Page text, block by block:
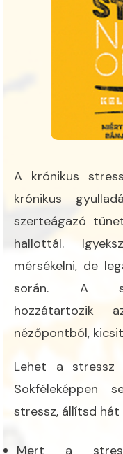
A krónikus
krónikus
szerteágazó
hallottál.
mérsékelni, de
során. A
nézőpontból,
Lehet a stressz
Sokféleképpen
stressz, állítsd
Mert a